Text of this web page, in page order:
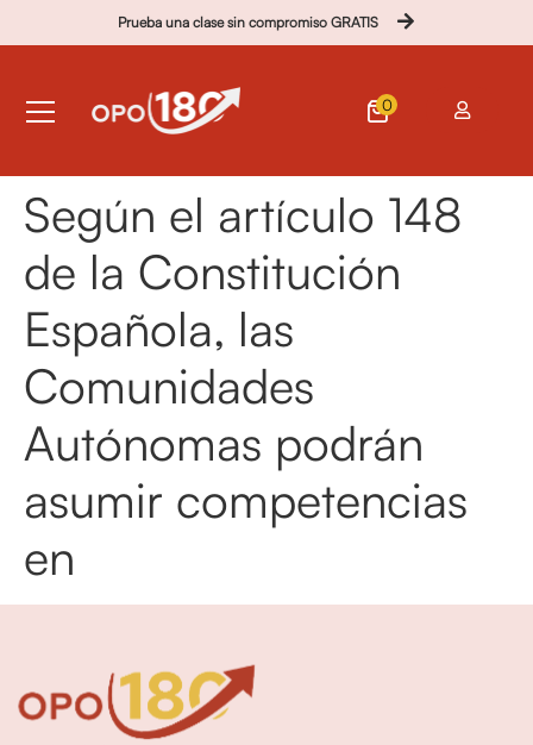
Prueba una clase sin compromiso GRATIS
0
Según el artículo 148
de la Constitución
Española, las
Comunidades
Autónomas podrán
asumir competencias
en